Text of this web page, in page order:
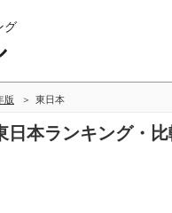
グ
版 東日本
日本ランキング・